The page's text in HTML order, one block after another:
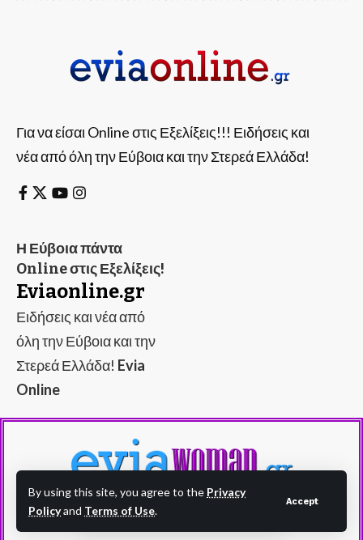
By using this site, you agree to the Privacy
Policyand Terms of Use.
Accept
Για να είσαι Online στις Εξελίξεις!!! Ειδήσεις και
νέα από όλη την Εύβοια και την Στερεά Ελλάδα!
Η Εύβοια πάντα
Online στις Εξελίξεις!
Eviaonline.gr
Ειδήσεις και νέα από
όλη την Εύβοια και την
Στερεά Ελλάδα! Evia
Online
Evia Woman - eviawoman.gr - Η Εύβοια στα